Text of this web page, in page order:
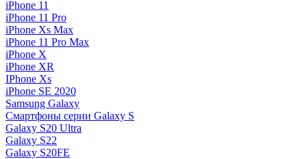
iPhone 11
iPhone 11 Pro
iPhone Xs Max
iPhone 11 Pro Max
iPhone X
iPhone XR
IPhone Xs
iPhone SE 2020
Samsung Galaxy
Смартфоны серии Galaxy S
Galaxy S20 Ultra
Galaxy S22
Galaxy S20FE